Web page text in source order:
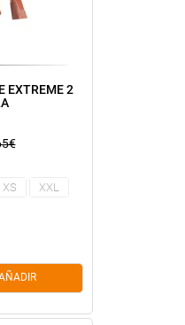
EXTREME 2
XS XXL